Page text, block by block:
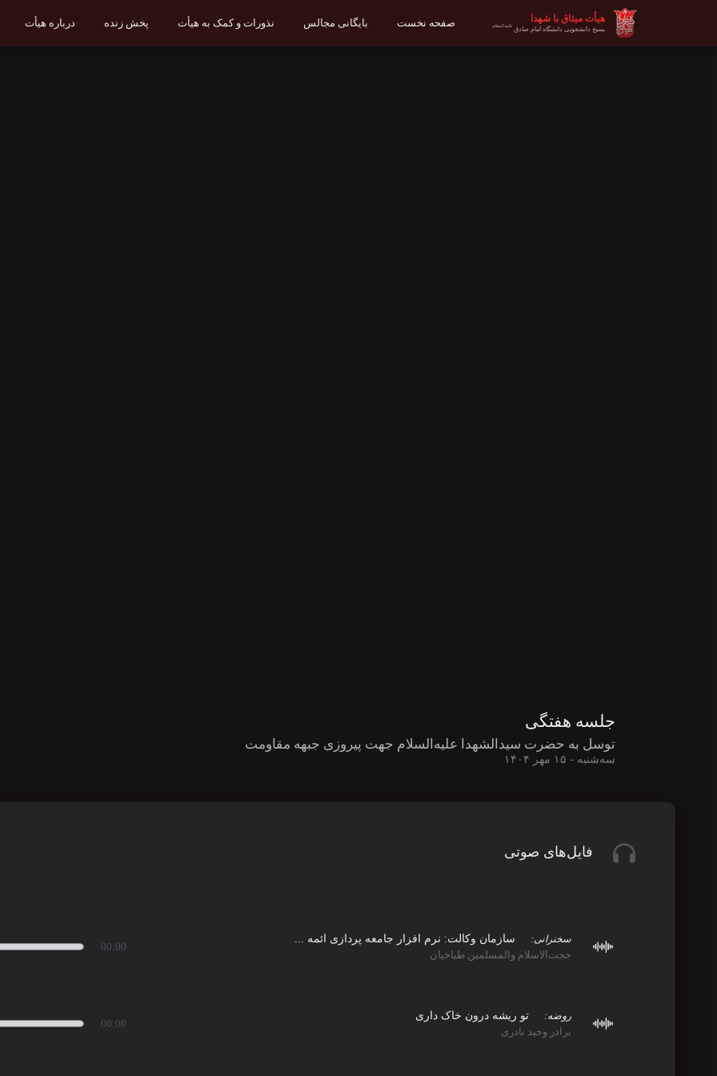
هیأت میثاق با شهدا
بسیج دانشجویی دانشگاه امام صادق علیه‌السلام صفحه نخست بایگانی مجالس نذورات و کمک به هیأت پخش زنده درباره هیأت
جلسه هفتگی
توسل به حضرت سیدالشهدا علیه‌السلام جهت پیروزی جبهه مقاومت
سه‌شنبه - ۱۵ مهر ۱۴۰۴
فایل‌های صوتی
سخنرانی: سازمان وکالت: نرم افزار جامعه پردازی ائمه ...
حجت‌الاسلام والمسلمین طباخیان
00:00
روضه: تو ریشه درون خاک داری
برادر وحید نادری
00:00